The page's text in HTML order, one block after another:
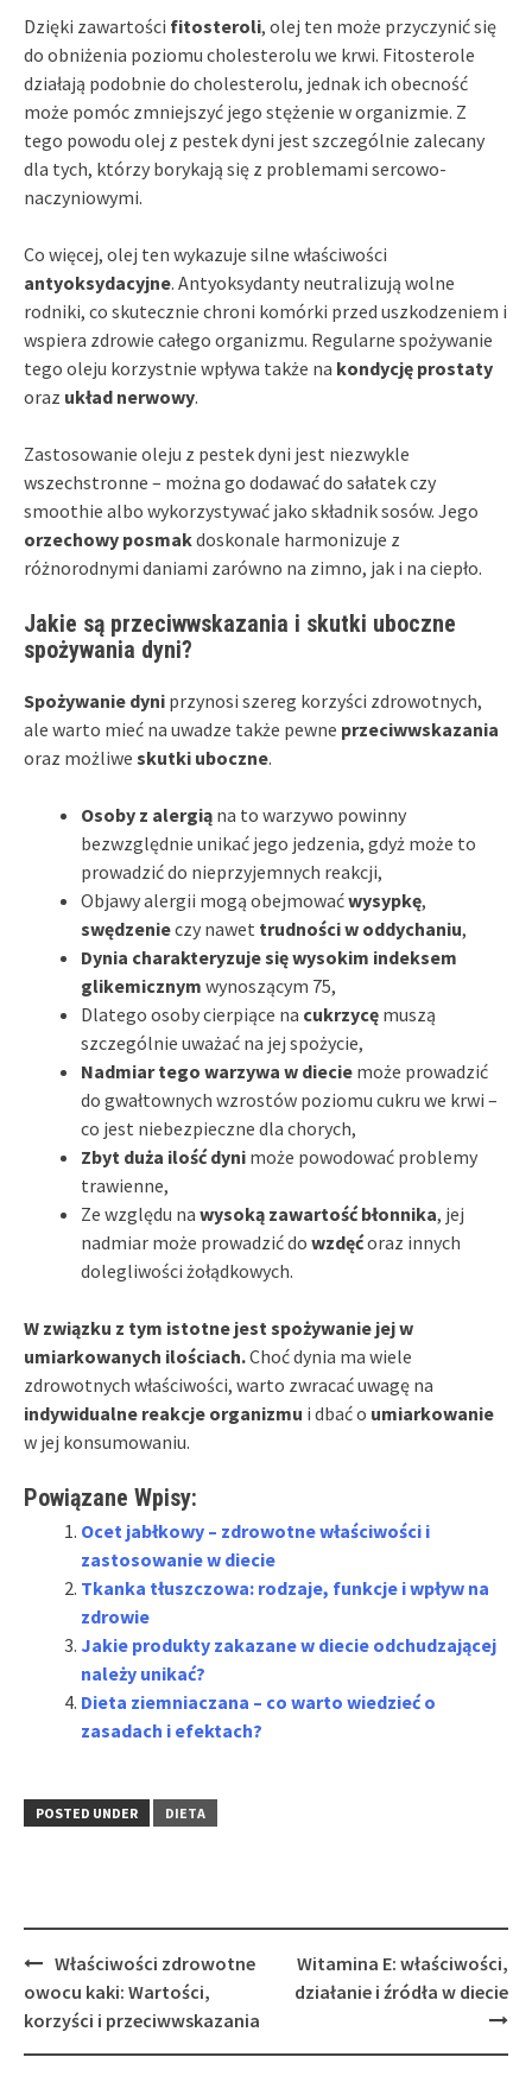
Dzięki zawartości fitosteroli, olej ten może przyczynić się
do obniżenia poziomu cholesterolu we krwi. Fitosterole
działają podobnie do cholesterolu, jednak ich obecność
może pomóc zmniejszyć jego stężenie w organizmie. Z
tego powodu olej z pestek dyni jest szczególnie zalecany
dla tych, którzy borykają się z problemami sercowo-
naczyniowymi.
Co więcej, olej ten wykazuje silne właściwości
antyoksydacyjne. Antyoksydanty neutralizują wolne
rodniki, co skutecznie chroni komórki przed uszkodzeniem i
wspiera zdrowie całego organizmu. Regularne spożywanie
tego oleju korzystnie wpływa także na kondycję prostaty
oraz układ nerwowy.
Zastosowanie oleju z pestek dyni jest niezwykle
wszechstronne – można go dodawać do sałatek czy
smoothie albo wykorzystywać jako składnik sosów. Jego
orzechowy posmakdoskonale harmonizuje z
różnorodnymi daniami zarówno na zimno, jak i na ciepło.
Jakie są przeciwwskazania i skutki uboczne
spożywania dyni?
Spożywanie dyni przynosi szereg korzyści zdrowotnych,
ale warto mieć na uwadze także pewne przeciwwskazania
oraz możliwe skutki uboczne.
Osoby z alergią na to warzywo powinny
bezwzględnie unikać jego jedzenia, gdyż może to
prowadzić do nieprzyjemnych reakcji,
Objawy alergii mogą obejmowaćwysypkę,
swędzenieczy nawet trudności w oddychaniu,
Dynia charakteryzuje się wysokim indeksem
glikemicznym wynoszącym 75,
Dlatego osoby cierpiące na cukrzycę muszą
szczególnie uważać na jej spożycie,
Nadmiar tego warzywa w diecie może prowadzić
do gwałtownych wzrostów poziomu cukru we krwi –
co jest niebezpieczne dla chorych,
Zbyt duża ilość dyni może powodować problemy
trawienne,
Ze względu na wysoką zawartość błonnika, jej
nadmiar może prowadzić do wzdęćoraz innych
dolegliwości żołądkowych.
W związku z tym istotne jest spożywanie jej w
umiarkowanych ilościach.Choć dynia ma wiele
zdrowotnych właściwości, warto zwracać uwagę na
indywidualne reakcje organizmu i dbać o umiarkowanie
w jej konsumowaniu.
Powiązane Wpisy:
Ocet jabłkowy – zdrowotne właściwości i
zastosowanie w diecie
Tkanka tłuszczowa: rodzaje, funkcje i wpływ na
zdrowie
Jakie produkty zakazane w diecie odchudzającej
należy unikać?
Dieta ziemniaczana – co warto wiedzieć o
zasadach i efektach?
POSTED UNDER DIETA
Post
navigation
Właściwości zdrowotne
owocu kaki: Wartości,
korzyści i przeciwwskazania
Witamina E: właściwości,
działanie i źródła w diecie